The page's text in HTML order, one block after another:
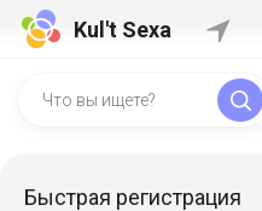
Kul't Sexa
Быстрая регистрация